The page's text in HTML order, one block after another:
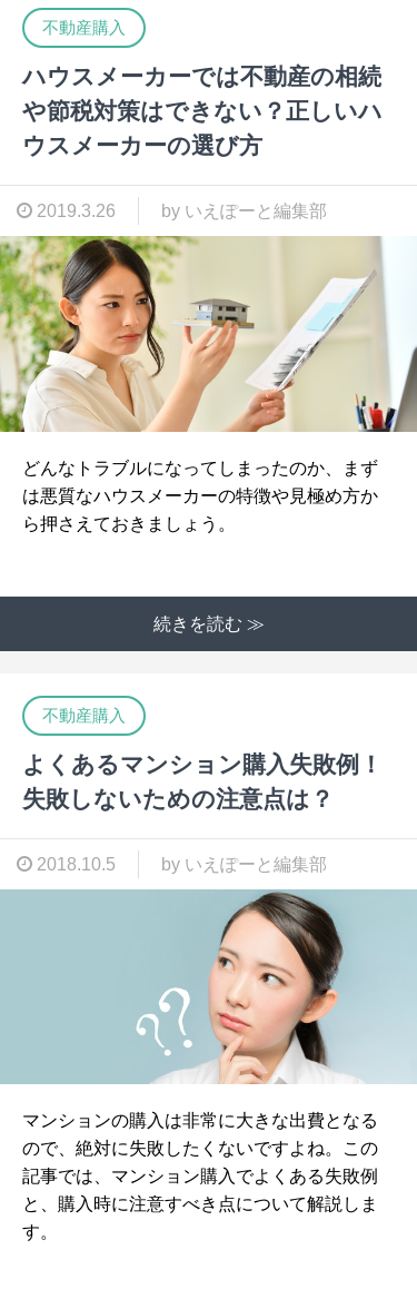
不動産購入
ハウスメーカーでは不動産の相続
や節税対策はできない？正しいハ
ウスメーカーの選び方
2019.3.26 by いえぽーと編集部
どんなトラブルになってしまったのか、まず
は悪質なハウスメーカーの特徴や見極め方か
ら押さえておきましょう。
続きを読む ≫
不動産購入
よくあるマンション購入失敗例！
失敗しないための注意点は？
2018.10.5 by いえぽーと編集部
マンションの購入は非常に大きな出費となる
ので、絶対に失敗したくないですよね。この
記事では、マンション購入でよくある失敗例
と、購入時に注意すべき点について解説しま
す。